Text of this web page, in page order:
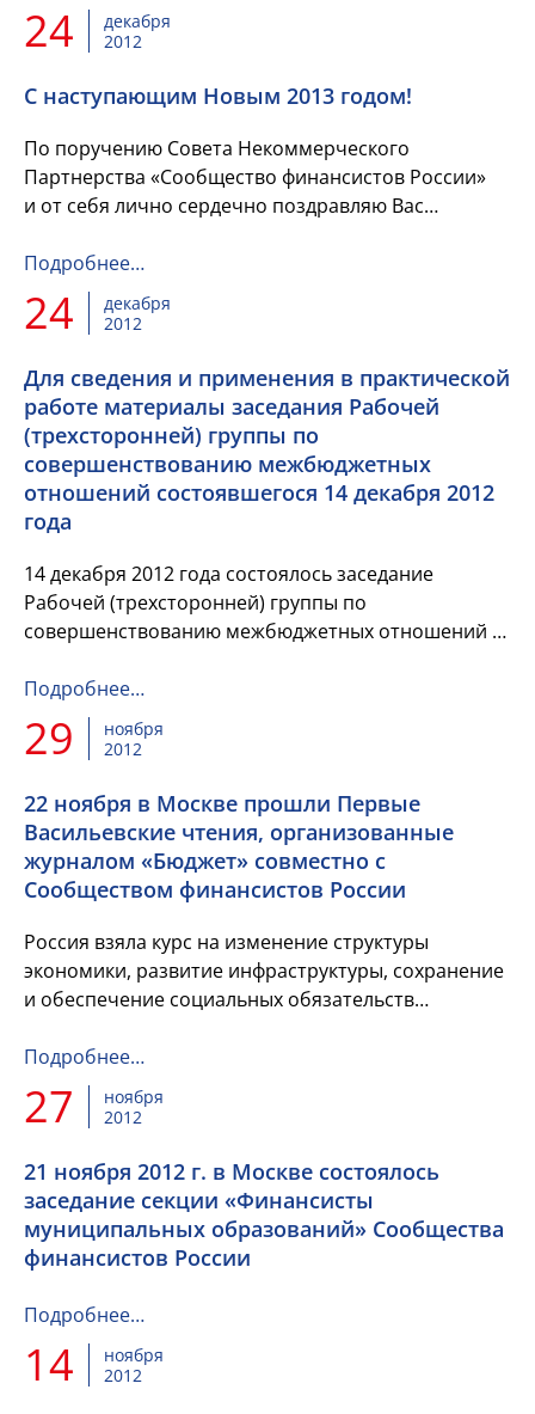
24
декабря
2012
С наступающим Новым 2013 годом!
По поручению Совета Некоммерческого
Партнерства «Сообщество финансистов России»
и от себя лично сердечно поздравляю Вас
Подробнее…
24
декабря
2012
Для сведения и применения в практической
работе материалы заседания Рабочей
(трехсторонней) группы по
совершенствованию межбюджетных
отношений состоявшегося 14 декабря 2012
года
14 декабря 2012 года состоялось заседание
Рабочей (трехсторонней) группы по
совершенствованию межбюджетных отношений в
межбюджетных отношений в Российской
Федерации...
Подробнее…
29
ноября
2012
22 ноября в Москве прошли Первые
Васильевские чтения, организованные
журналом «Бюджет» совместно с
Сообществом финансистов России
Россия взяла курс на изменение структуры
экономики, развитие инфраструктуры, сохранение
и обеспечение социальных обязательств
стабильности
Подробнее…
27
ноября
2012
21 ноября 2012 г. в Москве состоялось
заседание секции «Финансисты
муниципальных образований» Сообщества
финансистов России
Подробнее…
14
ноября
2012